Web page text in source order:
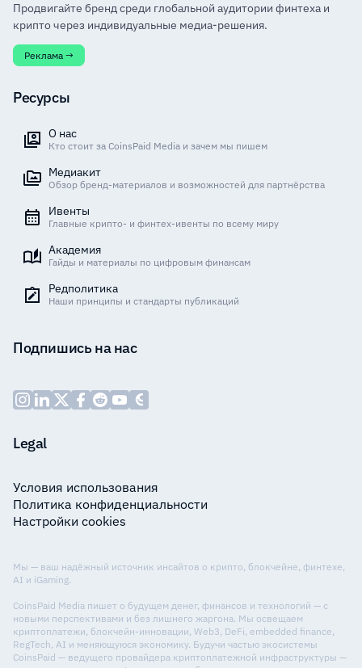
Продвигайте бренд среди глобальной аудитории финтеха и
крипто через индивидуальные медиа-решения.
Реклама →
Ресурсы
О нас
Кто стоит за CoinsPaid Media и зачем мы пишем
Медиакит
Обзор бренд-материалов и возможностей для партнёрства
Ивенты
Главные крипто- и финтех-ивенты по всему миру
Академия
Гайды и материалы по цифровым финансам
Редполитика
Наши принципы и стандарты публикаций
Подпишись на нас
Legal
Условия использования
Политика конфиденциальности
Настройки cookies
Мы — ваш надёжный источник инсайтов о крипто, блокчейне, финтехе,
AI и iGaming.
CoinsPaid Media пишет о будущем денег, финансов и технологий — с
новыми перспективами и без лишнего жаргона. Мы освещаем
криптоплатежи, блокчейн-инновации, Web3, DeFi, embedded finance,
RegTech, AI и меняющуюся экономику. Будучи частью экосистемы
CoinsPaid — ведущего провайдера криптоплатежной инфраструктуры —